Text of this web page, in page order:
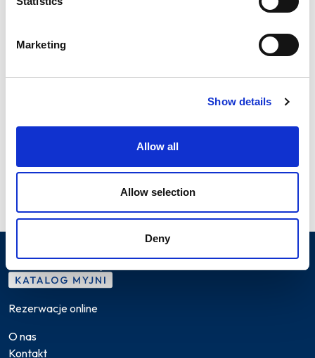
Marketing
Show details
Allow all
Allow selection
Deny
Rezerwacje online
O nas
Kontakt